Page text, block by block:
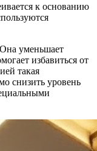
к основанию
уменьшает
избавиться от
такая
снизить уровень